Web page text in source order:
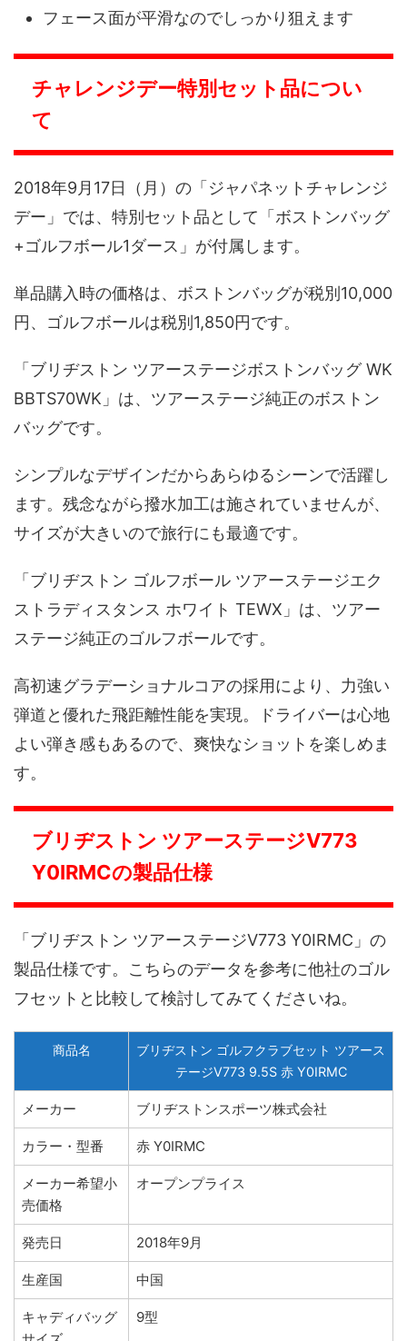
フェース面が平滑なのでしっかり狙えます
チャレンジデー特別セット品につい
て
2018年9月17日（月）の「ジャパネットチャレンジ
デー」では、特別セット品として「ボストンバッグ
+ゴルフボール1ダース」が付属します。
単品購入時の価格は、ボストンバッグが税別10,000
円、ゴルフボールは税別1,850円です。
「ブリヂストン ツアーステージボストンバッグ WK
BBTS70WK」は、ツアーステージ純正のボストン
バッグです。
シンプルなデザインだからあらゆるシーンで活躍し
ます。残念ながら撥水加工は施されていませんが、
サイズが大きいので旅行にも最適です。
「ブリヂストン ゴルフボール ツアーステージエク
ストラディスタンス ホワイト TEWX」は、ツアー
ステージ純正のゴルフボールです。
高初速グラデーショナルコアの採用により、力強い
弾道と優れた飛距離性能を実現。ドライバーは心地
よい弾き感もあるので、爽快なショットを楽しめま
す。
ブリヂストン ツアーステージV773
Y0IRMCの製品仕様
「ブリヂストン ツアーステージV773 Y0IRMC」の
製品仕様です。こちらのデータを参考に他社のゴル
フセットと比較して検討してみてくださいね。
商品名
ブリヂストン ゴルフクラブセット ツアース
テージV773 9.5S 赤 Y0IRMC
メーカー ブリヂストンスポーツ株式会社
カラー・型番 赤 Y0IRMC
メーカー希望小
売価格
オープンプライス
発売日 2018年9月
生産国 中国
キャディバッグ
9型